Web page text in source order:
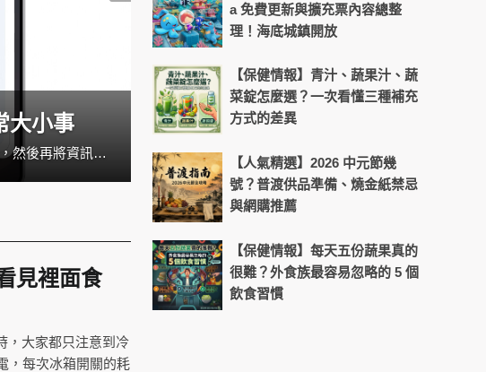
大小事
你是否厭倦了在多個應用程式之間切換，只為了完成一個簡單的任務？在與朋友聊天時，需要搜尋餐廳資訊，然後再將資訊複製貼上傳送給對方。或者在觀看影片的同時，想要記錄下影片中的重點內容，卻必須在不同應用程式之間來回切換。這些繁瑣的操作，不僅浪費時間，更打斷了我們的思緒。
手機過熱別輕忽！小心這些問題找
見裡面食
，大家都只注意到冷
，每次冰箱開關的耗
a 免費更新與擴充票內容總整
理！海底城鎮開放
【保健情報】青汁、蔬果汁、蔬
菜錠怎麼選？一次看懂三種補充
方式的差異
【人氣精選】2026 中元節幾
號？普渡供品準備、燒金紙禁忌
與網購推薦
【保健情報】每天五份蔬果真的
很難？外食族最容易忽略的 5 個
飲食習慣